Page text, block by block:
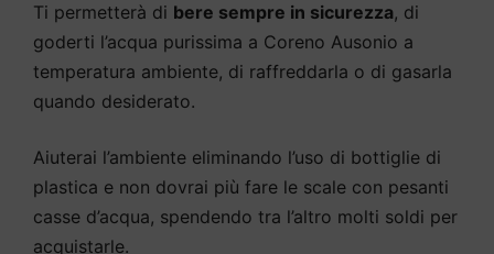
Ti permetterà di bere sempre in sicurezza, di
goderti l’acqua purissima a Coreno Ausonio a
temperatura ambiente, di raffreddarla o di gasarla
quando desiderato.
Aiuterai l’ambiente eliminando l’uso di bottiglie di
plastica e non dovrai più fare le scale con pesanti
casse d’acqua, spendendo tra l’altro molti soldi per
acquistarle.